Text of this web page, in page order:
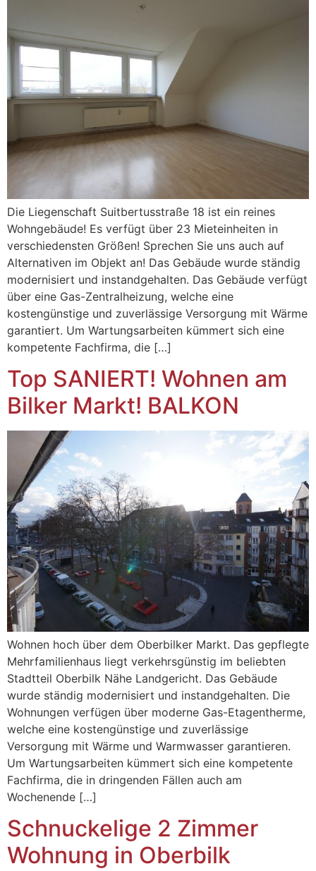
Die Liegenschaft Suitbertusstraße 18 ist ein reines
Wohngebäude! Es verfügt über 23 Mieteinheiten in
verschiedensten Größen! Sprechen Sie uns auch auf
Alternativen im Objekt an! Das Gebäude wurde ständig
modernisiert und instandgehalten. Das Gebäude verfügt
über eine Gas-Zentralheizung, welche eine
kostengünstige und zuverlässige Versorgung mit Wärme
garantiert. Um Wartungsarbeiten kümmert sich eine
kompetente Fachfirma, die […]
Top SANIERT! Wohnen am
Bilker Markt! BALKON
Wohnen hoch über dem Oberbilker Markt. Das gepflegte
Mehrfamilienhaus liegt verkehrsgünstig im beliebten
Stadtteil Oberbilk Nähe Landgericht. Das Gebäude
wurde ständig modernisiert und instandgehalten. Die
Wohnungen verfügen über moderne Gas-Etagentherme,
welche eine kostengünstige und zuverlässige
Versorgung mit Wärme und Warmwasser garantieren.
Um Wartungsarbeiten kümmert sich eine kompetente
Fachfirma, die in dringenden Fällen auch am
Wochenende […]
Schnuckelige 2 Zimmer
Wohnung in Oberbilk